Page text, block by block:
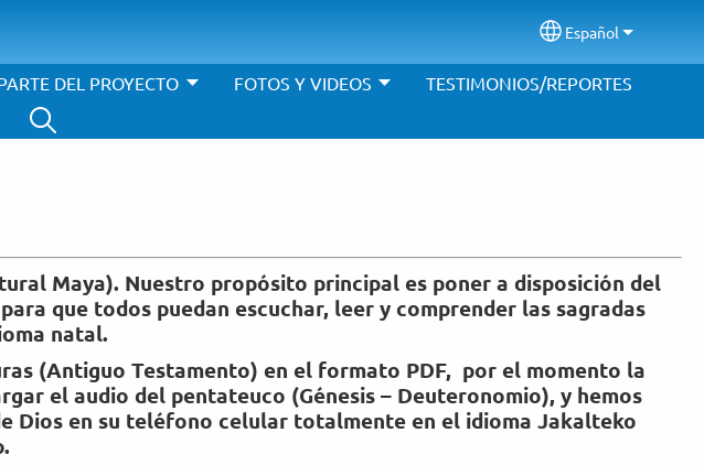
Select your
Español
DEL PROYECTO FOTOS Y VIDEOS
TESTIMONIOS/REPORTES
Maya). Nuestro propósito principal es poner a disposición del
que todos puedan escuchar, leer y comprender las sagradas
natal.
(Antiguo Testamento) en el formato PDF, por el momento la
el audio del pentateuco (Génesis – Deuteronomio), y hemos
Dios en su teléfono celular totalmente en el idioma Jakalteko